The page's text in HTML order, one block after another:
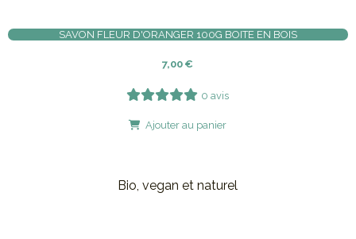
SAVON FLEUR D'ORANGER 100G BOITE EN BOIS
7,00 €
0 avis
Ajouter au panier
Bio, vegan et naturel